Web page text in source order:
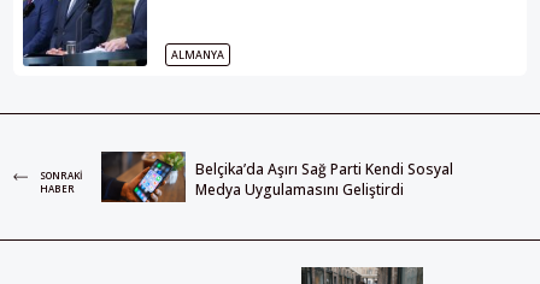
ALMANYA
SONRAKI
HABER
Belçika’da Aşırı Sağ Parti Kendi Sosyal
Medya Uygulamasını Geliştirdi